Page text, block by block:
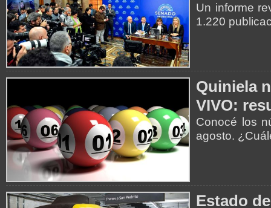
Un informe
1.220
Quiniela
VIVO:
Conocé los
agosto.
Estado